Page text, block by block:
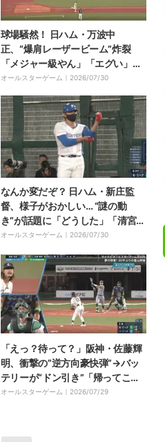
球場騒然！ 日ハム・万波中
正、“爆肩レーザービーム”炸裂
「メジャー級やん」「エグい」巨
人・キャベッジもドン引き→ノー
オールスターゲーム｜ 2026/07/30
なんか変だぞ？ 日ハム・新庄監
督、様子がおかしい… “謎の動
き”が話題に「どうした」「清宮わ
かってる？」コーチャーズボック
オールスターゲーム｜ 2026/07/30
「えっ？待って？」阪神・佐藤輝
明、衝撃の”逆方向豪快弾”→バッ
テリーが“ドン引き”「帰ってこー
い」 被弾した瞬間に思わず動けな
オールスターゲーム｜ 2026/07/29